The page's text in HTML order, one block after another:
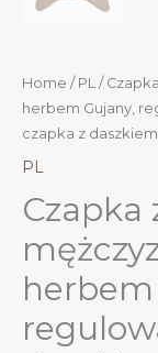
Home / PL /
herbem Gujany,
czapka z daszkiem
PL
Czapka
herbem